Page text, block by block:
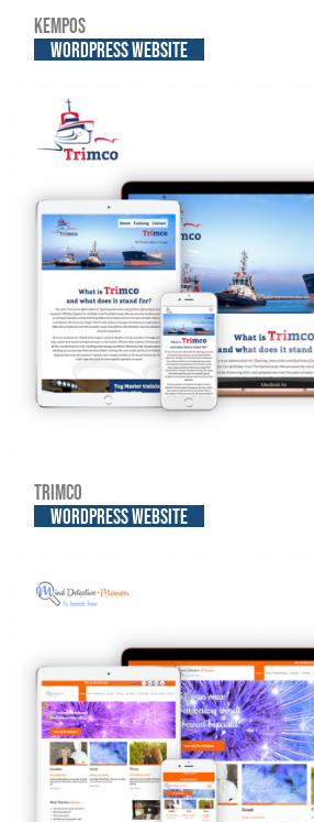
Kempos
WordPress website
Trimco
WordPress website